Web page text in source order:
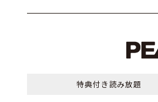
特典付き読み放題